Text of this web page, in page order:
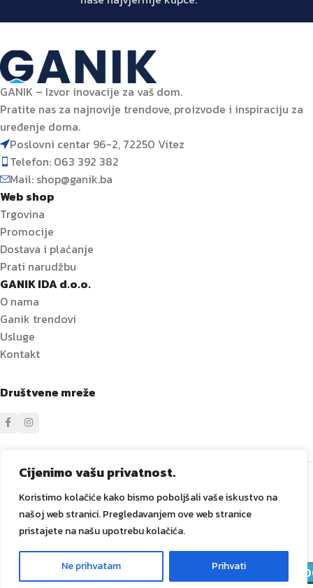
Cijenimo vašu privatnost.
Koristimo kolačiće kako bismo poboljšali vaše iskustvo na
našoj web stranici. Pregledavanjem ove web stranice
pristajete na našu upotrebu kolačića.
Ne prihvatam Prihvati
GANIK – Izvor inovacije za vaš dom.
Pratite nas za najnovije trendove, proizvode i inspiraciju za
uređenje doma.
Poslovni centar 96-2, 72250 Vitez
Telefon: 063 392 382
Mail: shop@ganik.ba
Web shop
Trgovina
Promocije
Dostava i plaćanje
Prati narudžbu
GANIK IDA d.o.o.
O nama
Ganik trendovi
Usluge
Kontakt
Društvene mreže
Sve prava zadržanaGANIKIDA D.O.O. Vitez
Držač
7,00KM
5
NA